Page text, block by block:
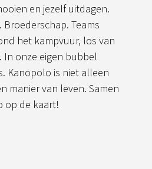
en jezelf uitdagen.
Broederschap. Teams
het kampvuur, los van
onze eigen bubbel
Kanopolo is niet alleen
manier van leven. Samen
op de kaart!